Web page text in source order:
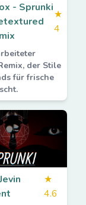
- Sprunki
★
4
der Stile
für frische
★
4.6